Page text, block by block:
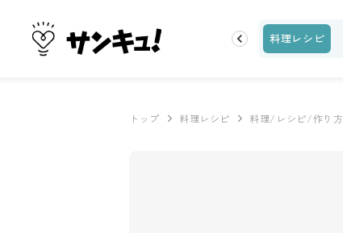
ビューティ 100均・雑貨 スーパー 料理レシピ
トップ 料理レシピ 料理/レシピ/作り方